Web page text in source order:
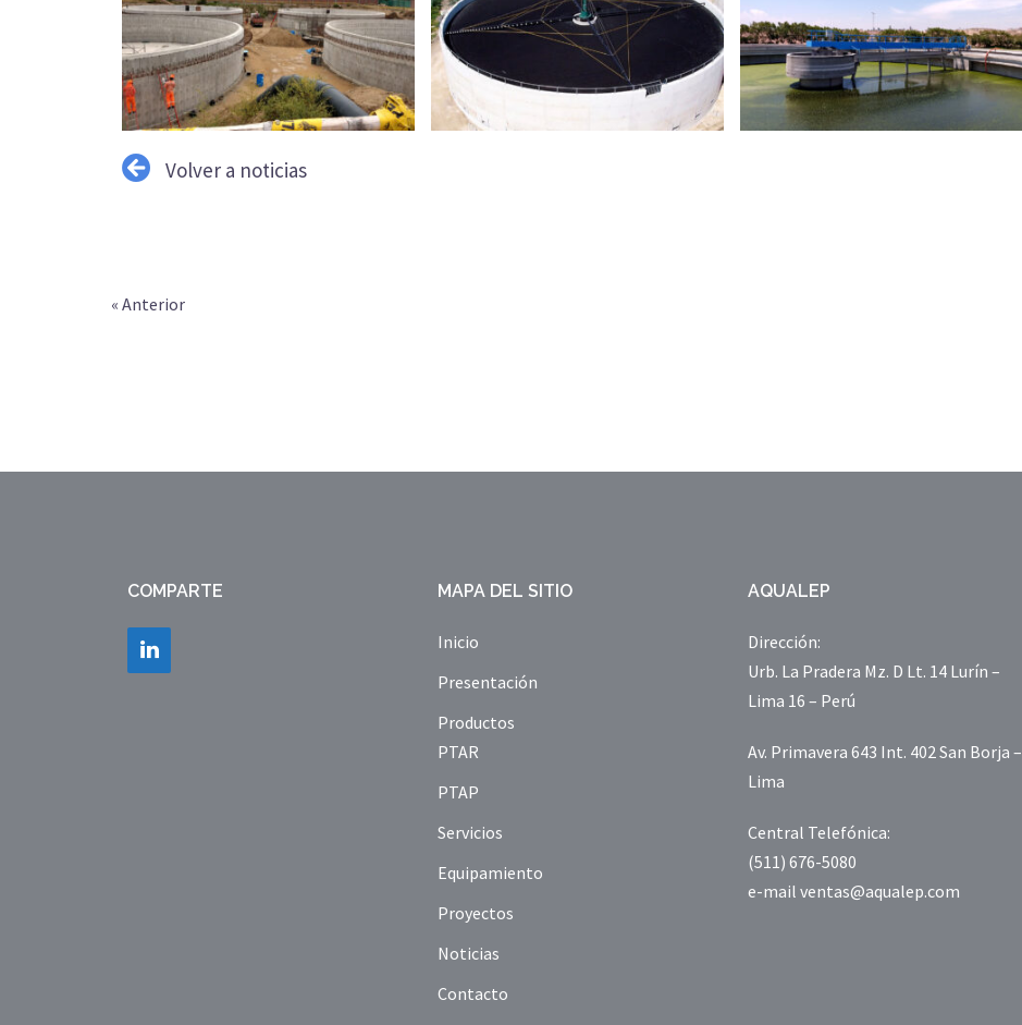
Volver a noticias
« Anterior
COMPARTE MAPA DEL SITIO
Inicio
Presentación
Productos
PTAR
PTAP
Servicios
Equipamiento
Proyectos
Noticias
Contacto
AQUALEP
Dirección:
Urb. La Pradera Mz. D Lt. 14 Lurín –
Lima 16 – Perú
Av. Primavera 643 Int. 402 San Borja –
Lima
Central Telefónica:
(511) 676-5080
e-mail ventas@aqualep.com